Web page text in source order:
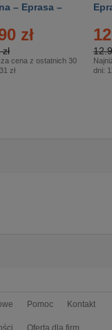
– Eprasa –
zł
cena z ostatnich 30
zł
dni:
Pomoc Kontakt
Oferta dla firm